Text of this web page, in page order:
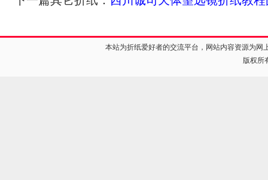
本站为折纸爱好者的交流平台，网站内容资源为
版权所